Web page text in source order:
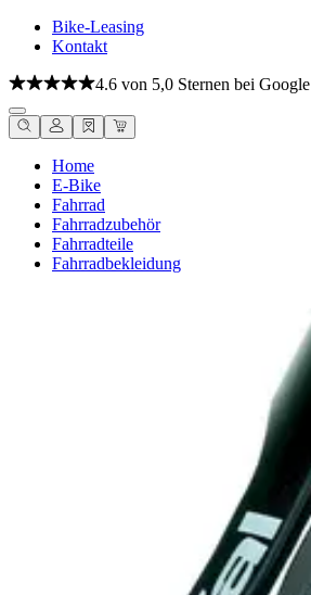
Bike-Leasing
Kontakt
4.6 von 5,0 Sternen bei Google
Home
E-Bike
Fahrrad
Fahrradzubehör
Fahrradteile
Fahrradbekleidung